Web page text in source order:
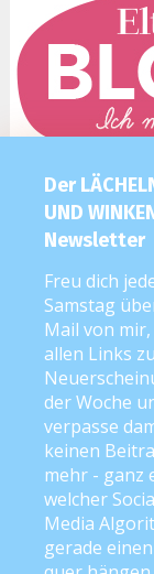
Der
UND
Newsletter
Freu dich
Samstag
Mail von
allen Links
der Woche
verpasse
keinen
mehr - ganz
welcher
Media
gerade
2026 editorial|